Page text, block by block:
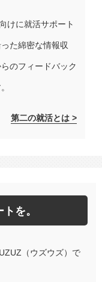
けに就活サポート
た綿密な情報収
のフィードバック
第二の就活とは >
を。
（ウズウズ）で